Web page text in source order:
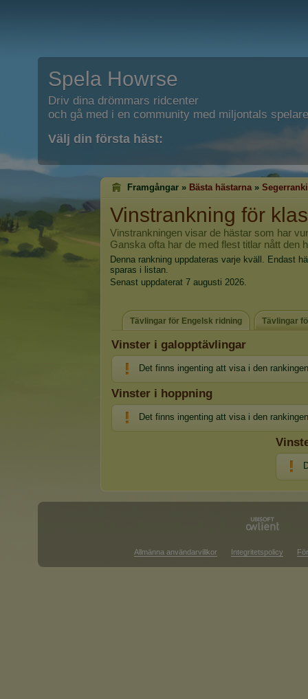
Spela Howrse
Driv dina drömmars ridcenter
och gå med i en community med miljontals
Välj din första häst:
Framgångar » Bästa hästarna»
Vinstrankning för
Vinstrankningen visar de hästar som har
Ganska ofta har de med flest titlar nått den
Denna rankning uppdateras varje kväll. Endast
sparas i listan.
Senast uppdaterat 7 augusti 2026.
Tävlingar för Engelsk ridning Tävlingar
Vinster i galopptävlingar
Det finns ingenting att visa i den rankingen
Vinster i hoppning
Det finns ingenting att visa i den rankingen
Allmänna användarvillkor Integritetspolicy